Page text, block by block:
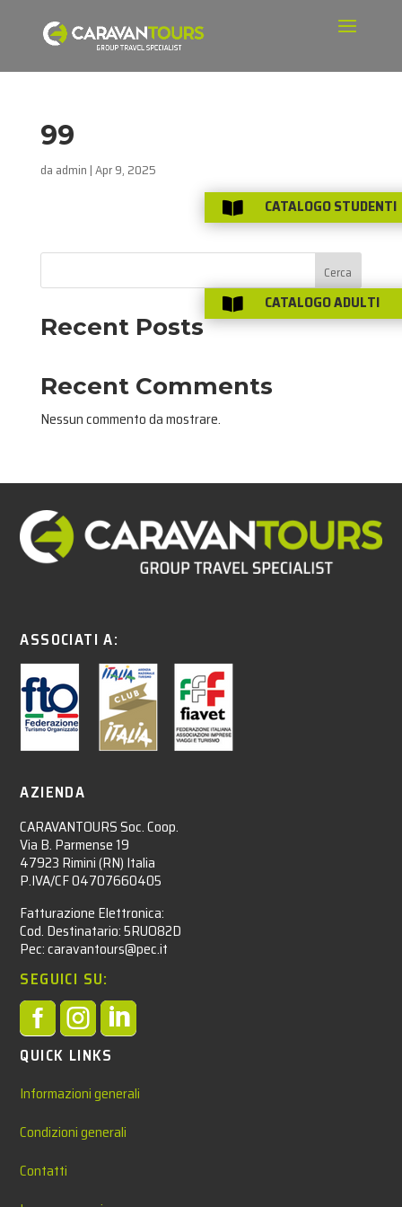
99
da admin |Apr 9, 2025
Cerca
Recent Posts
Recent Comments
Nessun commento da mostrare.
ASSOCIATI A:
AZIENDA
CARAVANTOURS Soc. Coop.
Via B. Parmense 19
47923 Rimini (RN) Italia
P.IVA/CF 04707660405
Fatturazione Elettronica:
Cod. Destinatario: 5RUO82D
Pec: caravantours@pec.it
SEGUICI SU:

QUICK LINKS
Informazioni generali
Condizioni generali
Contatti
 CATALOGO STUDENTI
 CATALOGO ADULTI